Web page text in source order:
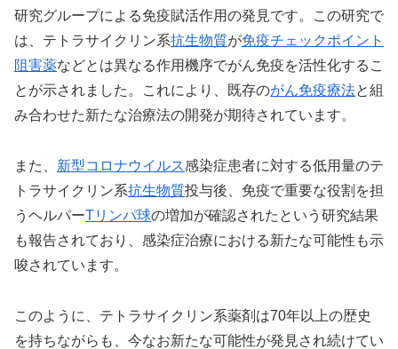
研究グループによる免疫賦活作用の発見です。この研究で
は、テトラサイクリン系抗生物質が免疫チェックポイント
阻害薬などとは異なる作用機序でがん免疫を活性化するこ
とが示されました。これにより、既存のがん免疫療法と組
み合わせた新たな治療法の開発が期待されています。
また、 新型コロナウイルス感染症患者に対する低用量のテ
トラサイクリン系抗生物質投与後、免疫で重要な役割を担
うヘルパーTリンパ球の増加が確認されたという研究結果
も報告されており、感染症治療における新たな可能性も示
唆されています。
このように、テトラサイクリン系薬剤は70年以上の歴史
を持ちながらも、今なお新たな可能性が発見され続けてい